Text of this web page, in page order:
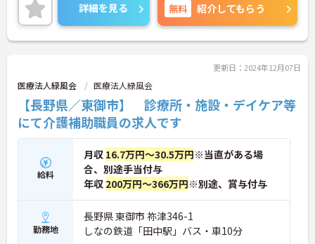
詳細をお話しいたしますのでお気軽にご相談くださ
い！
詳細を見る 無料 紹介してもらう
更新日：2024年12月07日
医療法人緑風会 医療法人緑風会
【長野県／東御市】 診療所・施設・デイケア等
にて介護補助職員の求人です
給料
月収 16.7万円～30.5万円※当直がある場
合、別途手当付与
年収 200万円～366万円※別途、賞与付与
勤務地
長野県 東御市 祢津346-1
しなの鉄道「田中駅」バス・車10分